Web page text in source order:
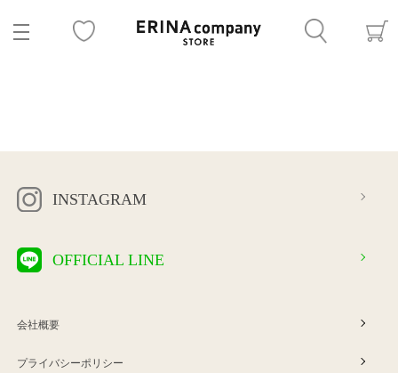
INSTAGRAM
OFFICIAL LINE
会社概要
プライバシーポリシー